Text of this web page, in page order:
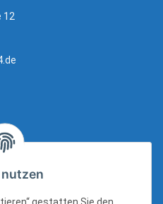
12